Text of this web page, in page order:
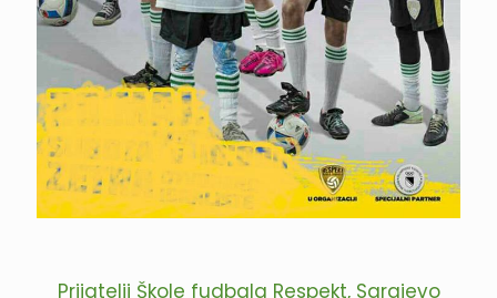
Prijatelji Škole fudbala Respekt, Sarajevo